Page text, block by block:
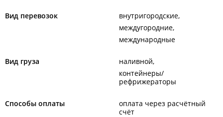
Вид перевозок
внутригородские
междугородние
международные
Вид груза
наливной
контейнеры/
рефрижераторы
Способы оплаты
оплата через расчётный
счёт